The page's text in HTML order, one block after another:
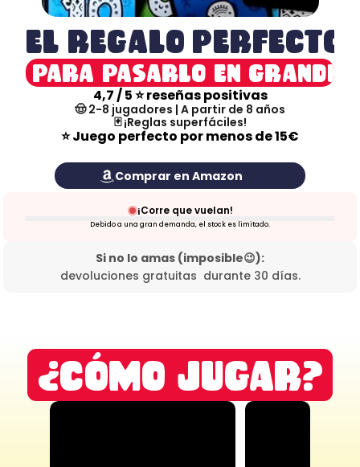
EL REGALO PERFECTO
para pasarlo en grande
4,7 / 5 ⭐ reseñas positivas
🤠 ​2-8 jugadores | A partir de 8 años
🃏 ¡Reglas superfáciles!
⭐ Juego perfecto por menos de 15€
Comprar en Amazon
¡Corre que vuelan!
Debido a una gran demanda, el stock es limitado.
Si no lo amas (imposible😉):
devoluciones gratuitas  durante 30 días.
¿cómo jugar?